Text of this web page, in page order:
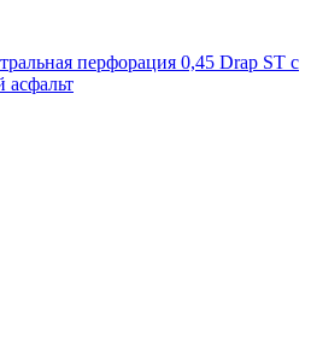
перфорация 0,45 Drap ST с